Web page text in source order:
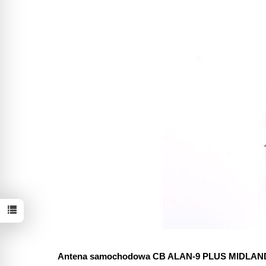
Antena samochodowa CB ALAN-9 PLUS